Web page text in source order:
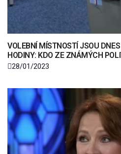
VOLEBNÍ MÍSTNOSTÍ JSOU
HODINY: KDO ZE ZNÁMÝCH
28/01/2023